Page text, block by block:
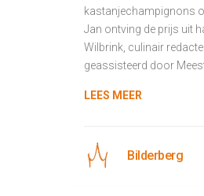
kastanjechampignons
Jan ontving de prijs uit
Wilbrink, culinair
geassisteerd door
LEES MEER
Bilderberg